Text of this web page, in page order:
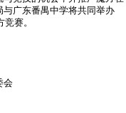
广东番禺中学将共同举办
赛。
会